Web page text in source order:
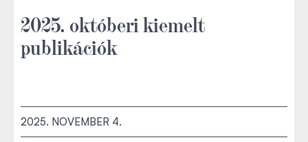
2025. októberi kiemelt
publikációk
2025. NOVEMBER 4.